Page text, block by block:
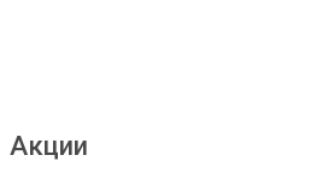
Акции